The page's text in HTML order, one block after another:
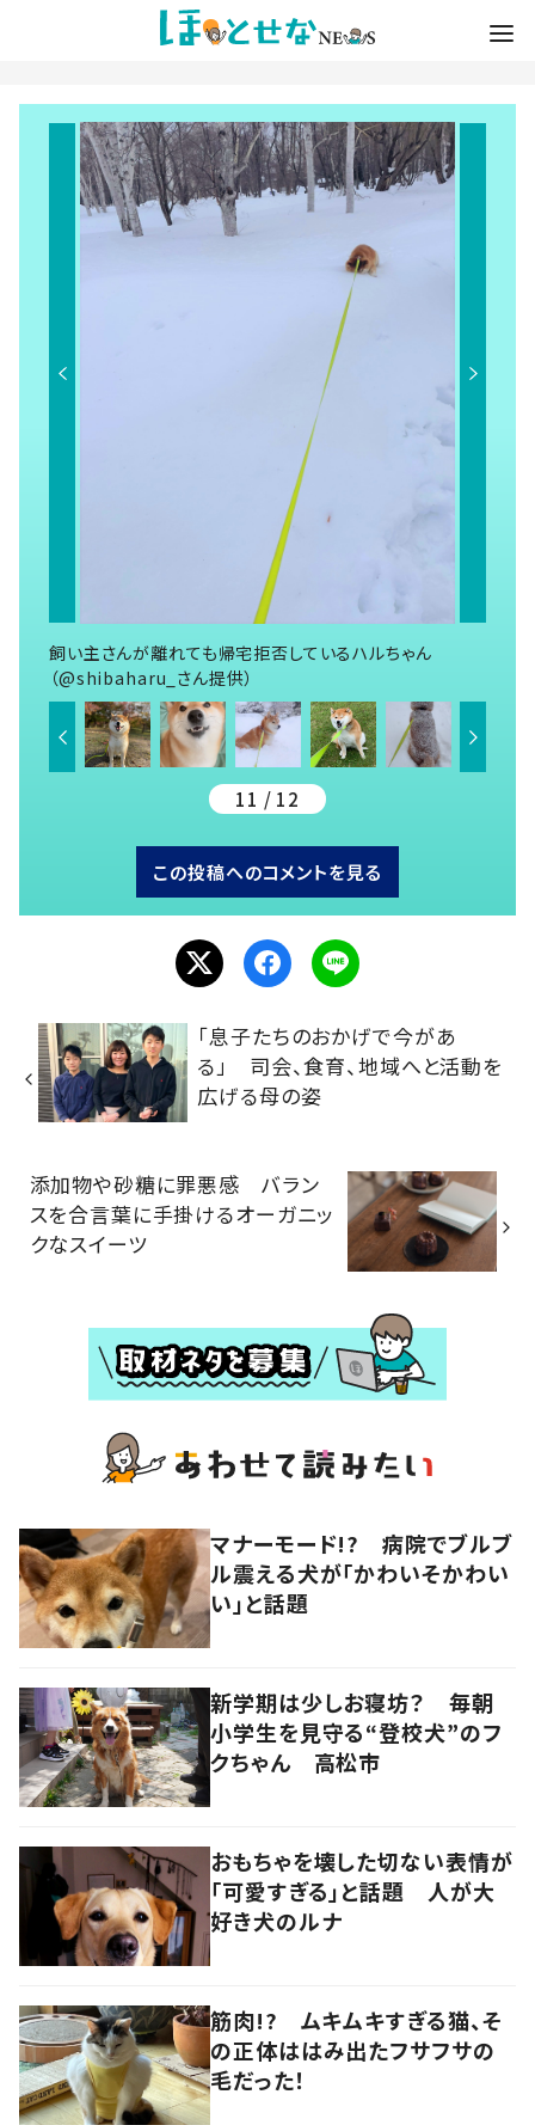
飼い主さんが離れても帰宅拒否しているハルちゃん
（@shibaharu_さん提供）
11 / 12
この投稿へのコメントを見る
「息子たちのおかげで今があ
る」 司会、食育、地域へと活動を
広げる母の姿
添加物や砂糖に罪悪感 バラン
スを合言葉に手掛けるオーガニッ
クなスイーツ
マナーモード!? 病院でブルブ
ル震える犬が「かわいそかわい
い」と話題
新学期は少しお寝坊？ 毎朝
小学生を見守る“登校犬”のフ
クちゃん 高松市
おもちゃを壊した切ない表情が
「可愛すぎる」と話題 人が大
好き犬のルナ
筋肉!? ムキムキすぎる猫、そ
の正体ははみ出たフサフサの
毛だった！